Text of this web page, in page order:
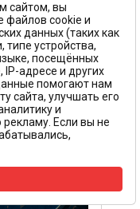
сайтом, вы
файлов cookie и
данных (таких как
устройства,
посещённых
IP-адресе и других
помогают нам
сайта, улучшать его
и
Если вы не